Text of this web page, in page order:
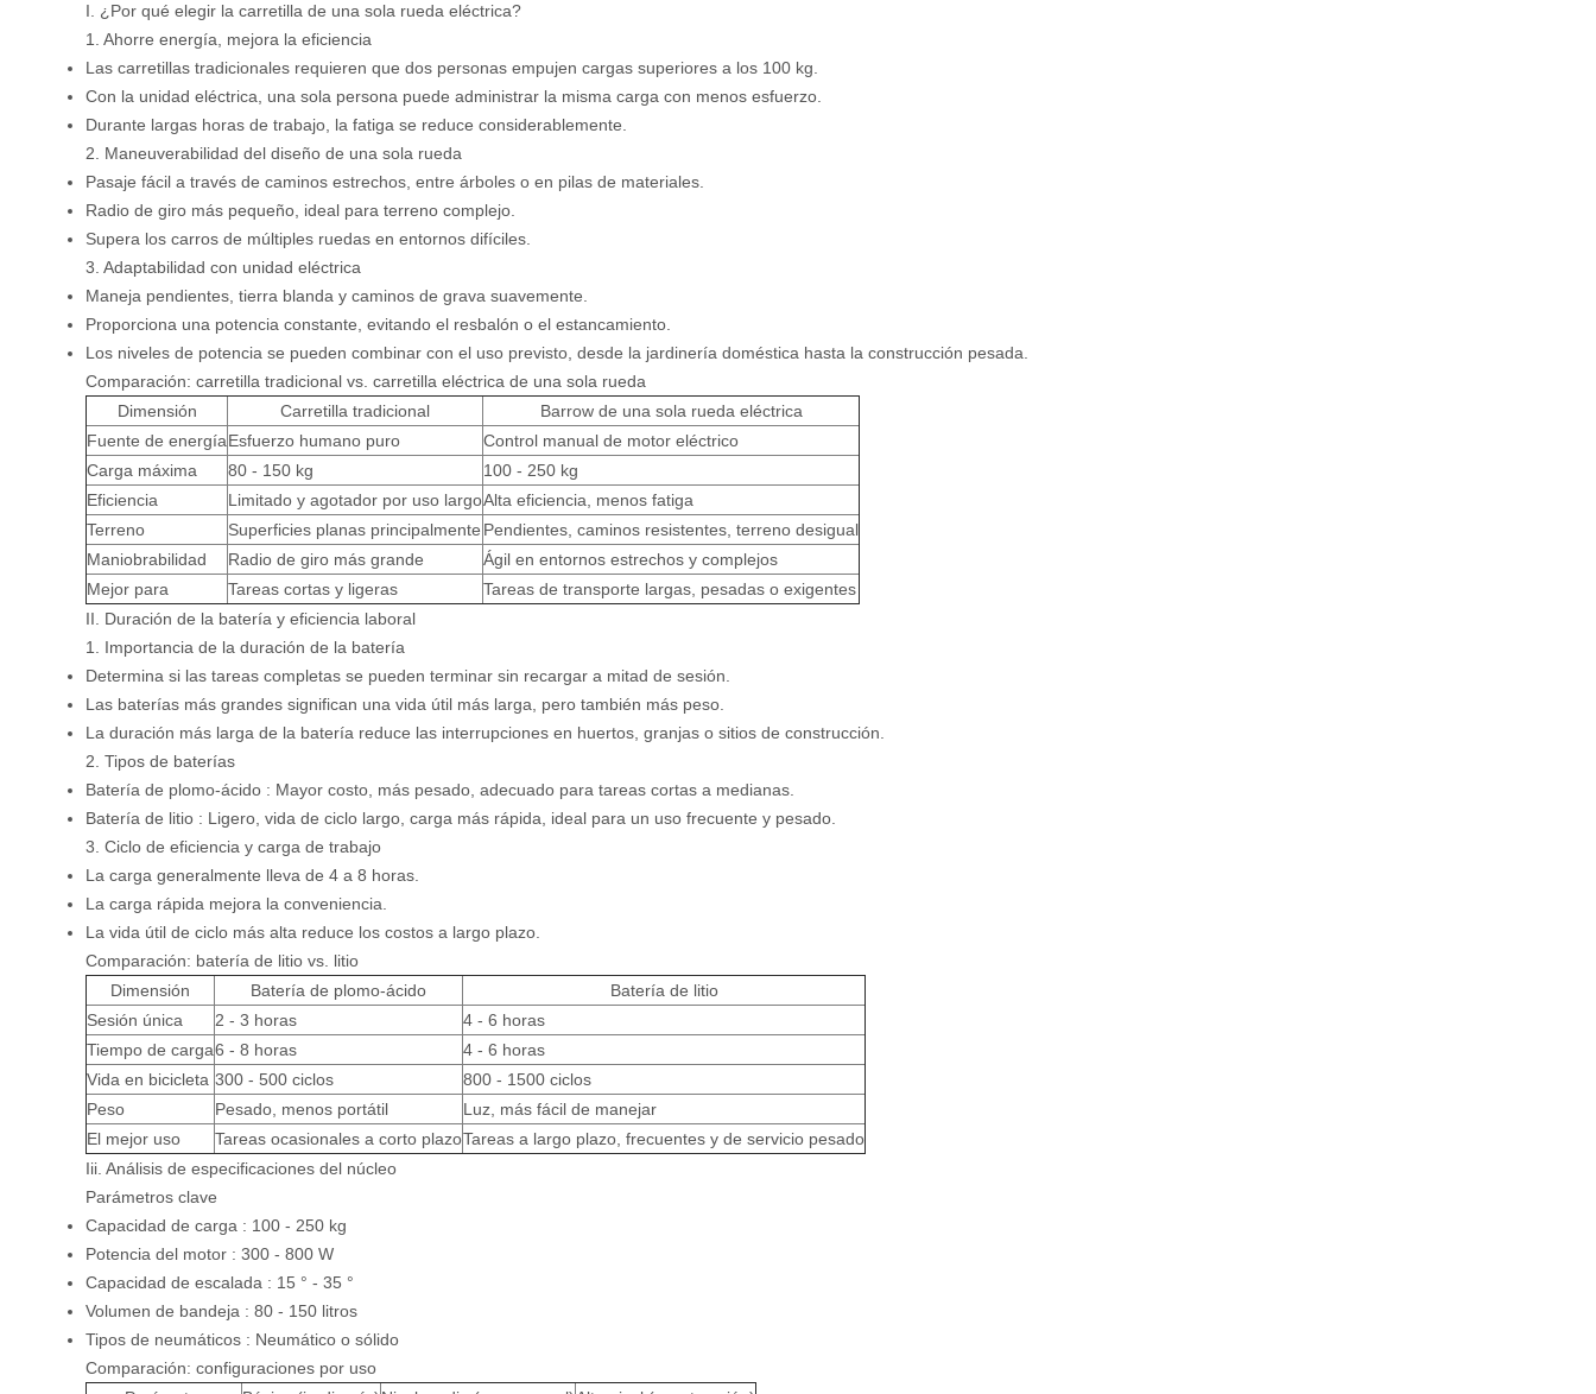
I. ¿Por qué elegir la carretilla de una sola rueda eléctrica?
1. Ahorre energía, mejora la eficiencia
Las carretillas tradicionales requieren que dos personas empujen cargas superiores a los 100 kg.
Con la unidad eléctrica, una sola persona puede administrar la misma carga con menos esfuerzo.
Durante largas horas de trabajo, la fatiga se reduce considerablemente.
2. Maneuverabilidad del diseño de una sola rueda
Pasaje fácil a través de caminos estrechos, entre árboles o en pilas de materiales.
Radio de giro más pequeño, ideal para terreno complejo.
Supera los carros de múltiples ruedas en entornos difíciles.
3. Adaptabilidad con unidad eléctrica
Maneja pendientes, tierra blanda y caminos de grava suavemente.
Proporciona una potencia constante, evitando el resbalón o el estancamiento.
Los niveles de potencia se pueden combinar con el uso previsto, desde la jardinería doméstica hasta la construcción pesada.
Comparación: carretilla tradicional vs. carretilla eléctrica de una sola rueda
Dimensión
Carretilla tradicional
Barrow de una sola rueda eléctrica
Fuente de energíaEsfuerzo humano puro
Control manual de motor eléctrico
Carga máxima
80 - 150 kg
100 - 250 kg
Eficiencia
Limitado y agotador por uso largoAlta eficiencia, menos fatiga
Terreno
Superficies planas principalmente Pendientes, caminos resistentes, terreno desigual
Maniobrabilidad
Radio de giro más grande
Ágil en entornos estrechos y complejos
Mejor para
Tareas cortas y ligeras
Tareas de transporte largas, pesadas o exigentes
II. Duración de la batería y eficiencia laboral
1. Importancia de la duración de la batería
Determina si las tareas completas se pueden terminar sin recargar a mitad de sesión.
Las baterías más grandes significan una vida útil más larga, pero también más peso.
La duración más larga de la batería reduce las interrupciones en huertos, granjas o sitios de construcción.
2. Tipos de baterías
Batería de plomo-ácido : Mayor costo, más pesado, adecuado para tareas cortas a medianas.
Batería de litio : Ligero, vida de ciclo largo, carga más rápida, ideal para un uso frecuente y pesado.
3. Ciclo de eficiencia y carga de trabajo
La carga generalmente lleva de 4 a 8 horas.
La carga rápida mejora la conveniencia.
La vida útil de ciclo más alta reduce los costos a largo plazo.
Comparación: batería de litio vs. litio
Dimensión
Batería de plomo-ácido
Batería de litio
Sesión única
2 - 3 horas
4 - 6 horas
Tiempo de carga6 - 8 horas
4 - 6 horas
Vida en bicicleta 300 - 500 ciclos
800 - 1500 ciclos
Peso
Pesado, menos portátil
Luz, más fácil de manejar
El mejor uso
Tareas ocasionales a corto plazoTareas a largo plazo, frecuentes y de servicio pesado
Iii. Análisis de especificaciones del núcleo
Parámetros clave
Capacidad de carga : 100 - 250 kg
Potencia del motor : 300 - 800 W
Capacidad de escalada : 15 ° - 35 °
Volumen de bandeja : 80 - 150 litros
Tipos de neumáticos : Neumático o sólido
Comparación: configuraciones por uso